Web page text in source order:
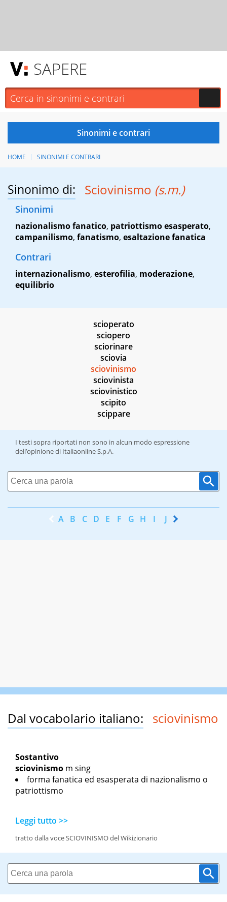
SAPERE
HOME SINONIMI E CONTRARI
Sinonimo di: Sciovinismo (s.m.)
Sinonimi
nazionalismo fanatico, patriottismo esasperato,
campanilismo, fanatismo, esaltazione fanatica
Contrari
internazionalismo, esterofilia, moderazione,
equilibrio
scioperato
sciopero
sciorinare
sciovia
sciovinismo
sciovinista
sciovinistico
scipito
scippare
I testi sopra riportati non sono in alcun modo espressione
dell’opinione di Italiaonline S.p.A.
A B C D E F G H I J K
Dal vocabolario italiano: sciovinismo
Sostantivo
sciovinismo m sing
forma fanatica ed esasperata di nazionalismo o
patriottismo
Leggi tutto >>
tratto dalla voce SCIOVINISMO del Wikizionario